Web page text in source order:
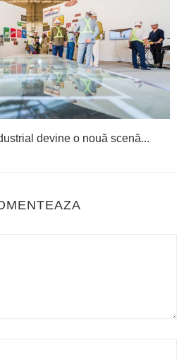
devine o nouă scenă...